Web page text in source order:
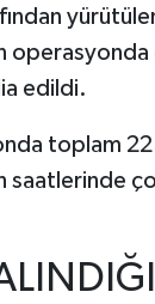
edildi.
toplam 22